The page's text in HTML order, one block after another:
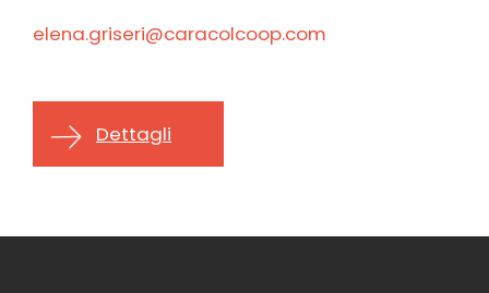
elena.griseri@caracolcoop.com
Dettagli